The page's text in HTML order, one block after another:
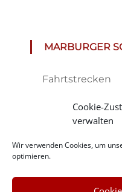
Cookie-
verwalten
Wir verwenden Cookies, um
optimieren.
MARBURGER
Fahrtstrecken
Tickets
Impressionen